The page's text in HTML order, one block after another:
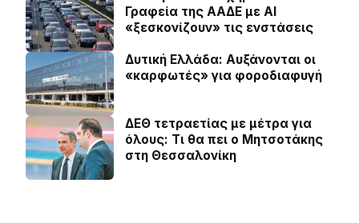
Γραφεία της ΑΑΔΕ με ΑΙ
«ξεσκονίζουν» τις ενστάσεις
Δυτική Ελλάδα: Αυξάνονται οι
«καρφωτές» για φοροδιαφυγή
ΔΕΘ τετραετίας με μέτρα για
όλους: Τι θα πει ο Μητσοτάκης
στη Θεσσαλονίκη